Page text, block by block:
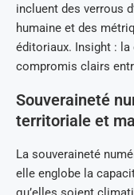
incluent des verrous
humaine et des
éditoriaux. Insight :
compromis clairs
Souveraineté
territoriale et
La souveraineté
elle englobe la